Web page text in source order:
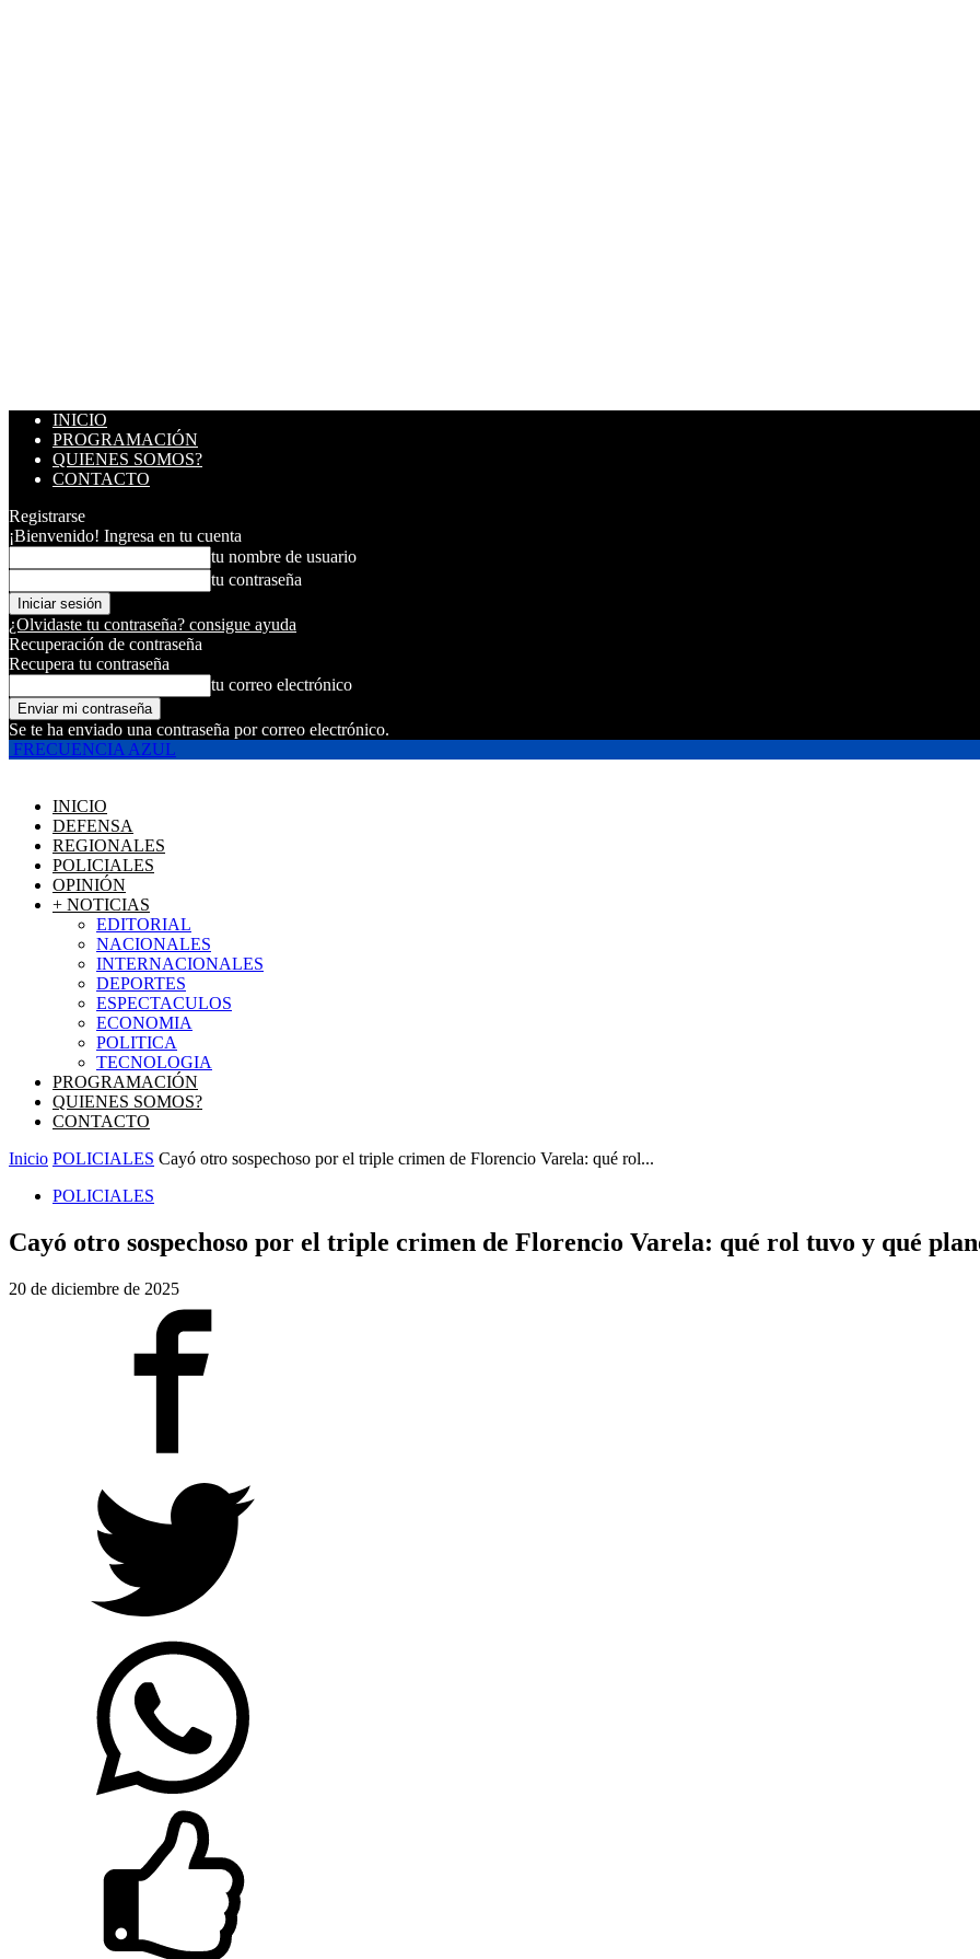
INICIO
PROGRAMACIÓN
QUIENES SOMOS?
CONTACTO
Registrarse
¡Bienvenido! Ingresa en tu cuenta
tu nombre de usuario
tu contraseña
¿Olvidaste tu contraseña? consigue ayuda
Recuperación de contraseña
Recupera tu contraseña
tu correo electrónico
Se te ha enviado una contraseña por correo electrónico.
FRECUENCIA AZUL
INICIO
DEFENSA
REGIONALES
POLICIALES
OPINIÓN
+ NOTICIAS
EDITORIAL
NACIONALES
INTERNACIONALES
DEPORTES
ESPECTACULOS
ECONOMIA
POLITICA
TECNOLOGIA
PROGRAMACIÓN
QUIENES SOMOS?
CONTACTO
Inicio POLICIALES Cayó otro sospechoso por el triple crimen de Florencio Varela: qué rol...
POLICIALES
Cayó otro sospechoso por el triple crimen de Florencio Varela: qué rol tuvo y qué
20 de diciembre de 2025